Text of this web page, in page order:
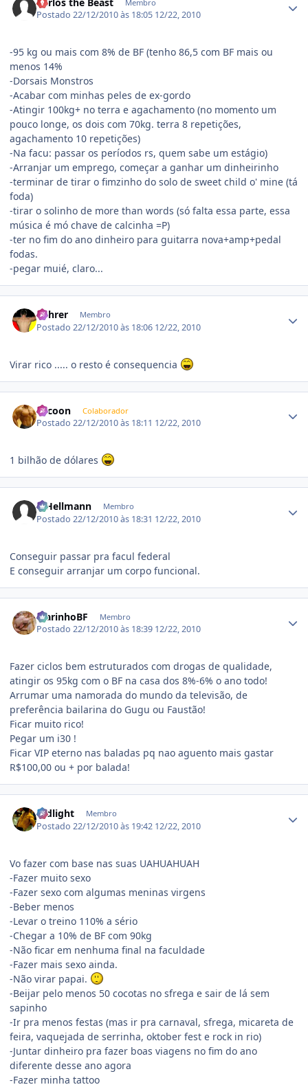
Membro
Postado22/12/2010 às 18:05 12/22, 2010
-95 kg ou mais com 8% de BF (tenho 86,5 com BF mais ou
menos 14%
-Dorsais Monstros
-Acabar com minhas peles de ex-gordo
-Atingir 100kg+ no terra e agachamento (no momento um
pouco longe, os dois com 70kg. terra 8 repetições,
agachamento 10 repetições)
-Na facu: passar os períodos rs, quem sabe um estágio)
-Arranjar um emprego, começar a ganhar um dinheirinho
-terminar de tirar o fimzinho do solo de sweet child o' mine (tá
foda)
-tirar o solinho de more than words (só falta essa parte, essa
música é mó chave de calcinha =P)
-ter no fim do ano dinheiro para guitarra nova+amp+pedal
fodas.
-pegar muié, claro...
Führer Membro
Postado22/12/2010 às 18:06 12/22, 2010
Virar rico ..... o resto é consequencia
Tycoon Colaborador
Postado22/12/2010 às 18:11 12/22, 2010
1 bilhão de dólares
R.Hellmann Membro
Postado22/12/2010 às 18:31 12/22, 2010
Conseguir passar pra facul federal
E conseguir arranjar um corpo funcional.
MarinhoBF Membro
Postado22/12/2010 às 18:39 12/22, 2010
Fazer ciclos bem estruturados com drogas de qualidade,
atingir os 95kg com o BF na casa dos 8%-6% o ano todo!
Arrumar uma namorada do mundo da televisão, de
preferência bailarina do Gugu ou Faustão!
Ficar muito rico!
Pegar um i30 !
Ficar VIP eterno nas baladas pq nao aguento mais gastar
R$100,00 ou + por balada!
redlight Membro
Postado22/12/2010 às 19:42 12/22, 2010
Vo fazer com base nas suas UAHUAHUAH
-Fazer muito sexo
-Fazer sexo com algumas meninas virgens
-Beber menos
-Levar o treino 110% a sério
-Chegar a 10% de BF com 90kg
-Não ficar em nenhuma final na faculdade
-Fazer mais sexo ainda.
-Não virar papai.
-Beijar pelo menos 50 cocotas no sfrega e sair de lá sem
sapinho
-Ir pra menos festas (mas ir pra carnaval, sfrega, micareta de
feira, vaquejada de serrinha, oktober fest e rock in rio)
-Juntar dinheiro pra fazer boas viagens no fim do ano
diferente desse ano agora
-Fazer minha tattoo